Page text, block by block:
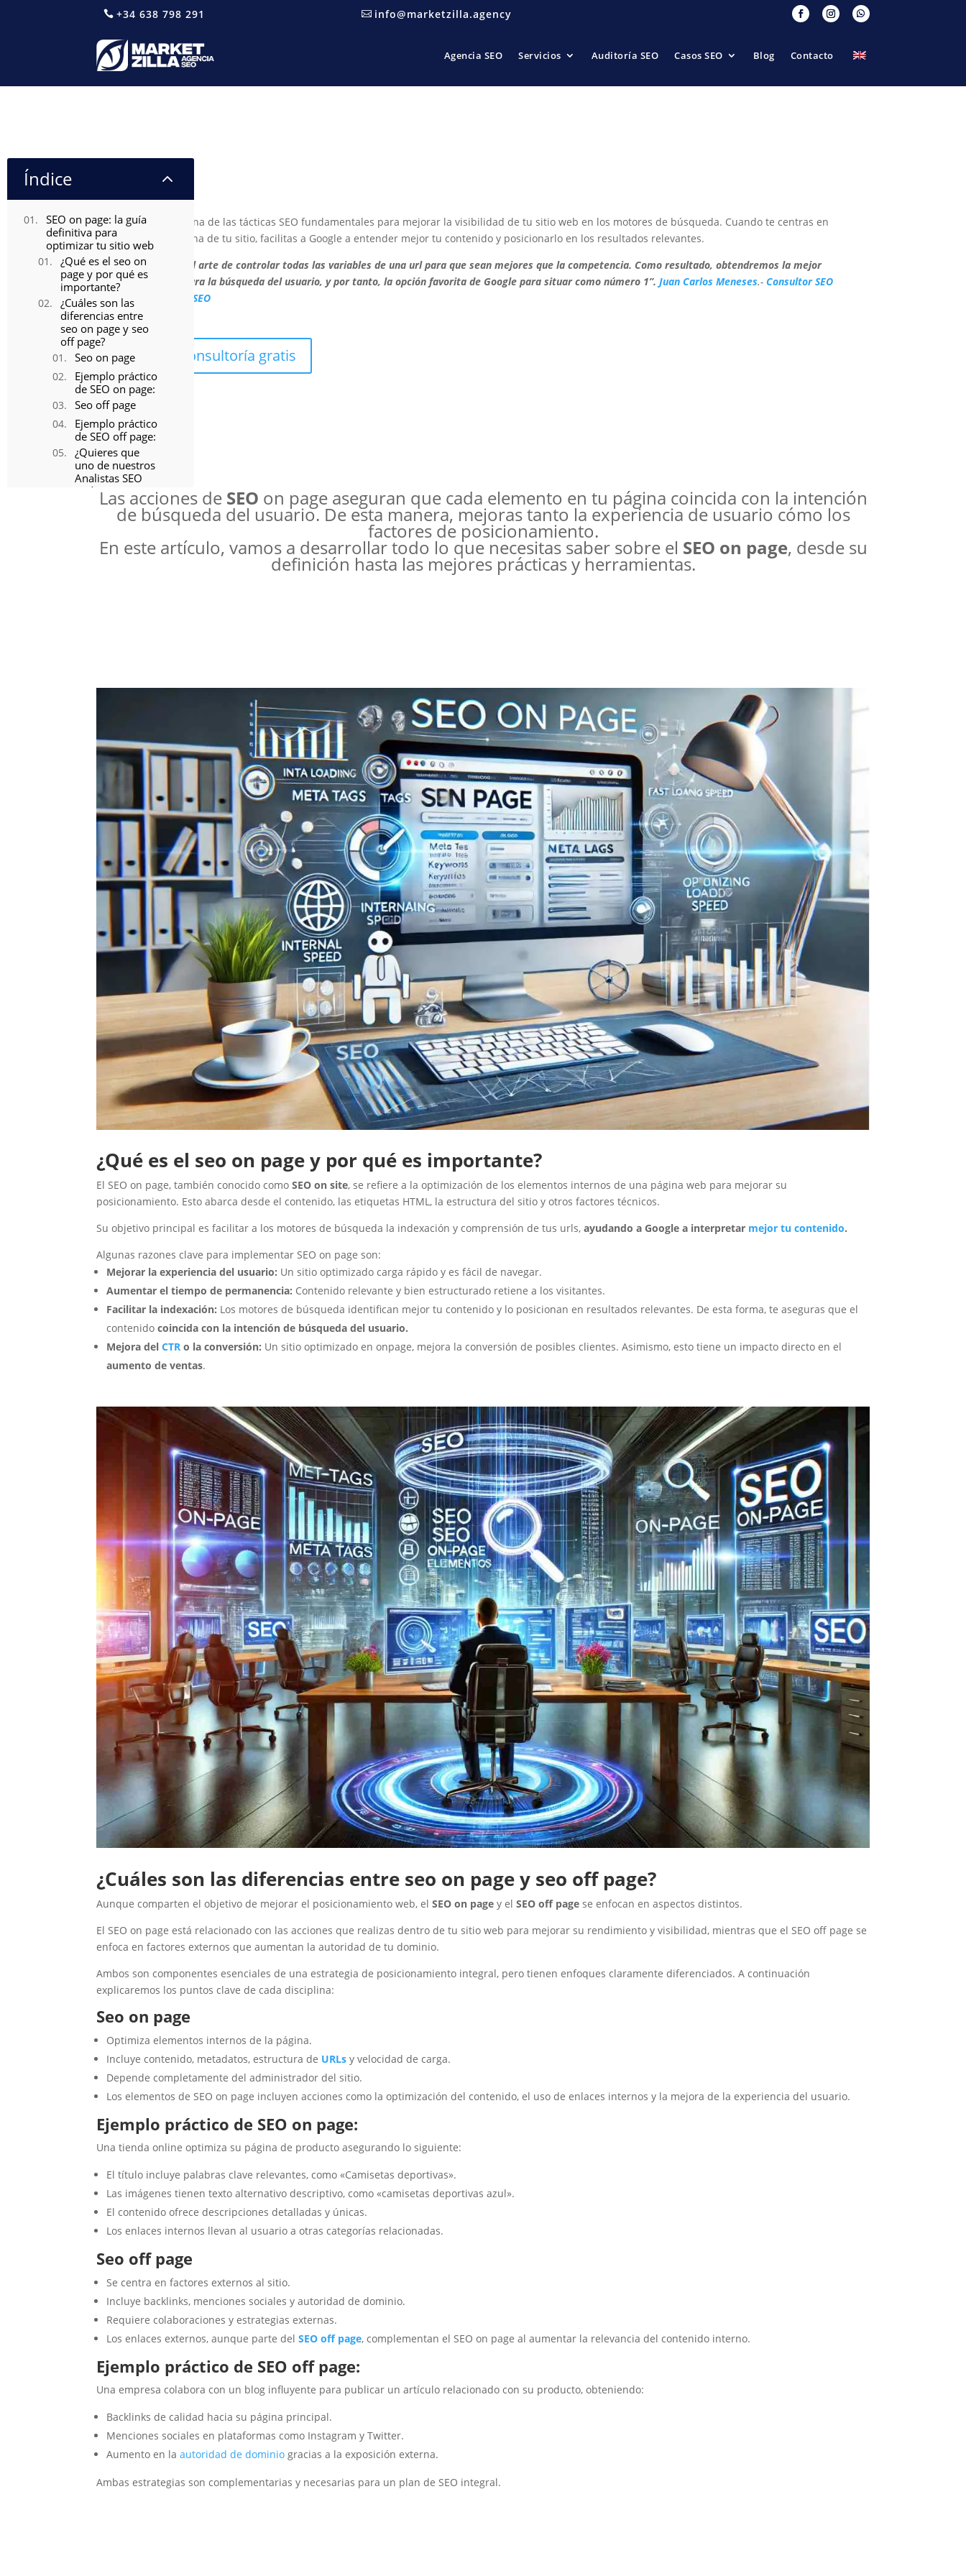
+34 638 798 291 info@marketzilla.agency
Agencia SEO Servicios Auditoría SEO Casos SEO Blog Contacto
Índice 2
SEO on page: la guía
definitiva para
optimizar tu sitio web
¿Qué es el seo on
page y por qué es
importante?
¿Cuáles son las
diferencias entre
seo on page y seo
off page?
Seo on page
Ejemplo práctico
de SEO on page:
Seo off page
Ejemplo práctico
de SEO off page:
¿Quieres que
uno de nuestros
Analistas SEO
audite tu página
Elementos clave del
1. Contenido
Herramientas para
seo on page
recetas
Preguntas
frecuentes sobre
¿Qué es el seo
on page y off
page?
¿Qué es el
análisis seo on-
¿Qué tipos de
seo hay?
descubre cómo
posicionatu Google
My Business
SEO on page: la guía definitiva para optimizar tu sitio web
ElSEO on page
es una de las tácticas SEO fundamentales para mejorar la visibilidad de tu sitio web en los motores de búsqueda. Cuando te centras en
optimizar cada página de tu sitio, facilitas a Google a entender mejor tu contenido y posicionarlo en los resultados relevantes.
“El SEO on page es el arte de controlar todas las variables de una url para que sean mejores que la competencia. Como resultado, obtendremos la mejor
respuesta posible para la búsqueda del usuario, y por tanto, la opción favorita de Google para situar como número 1”.Juan Carlos Meneses.- Consultor SEO
Marketzilla Agencia SEO
Solicita tu consultoría gratis
Las acciones de SEO on page aseguran que cada elemento en tu página coincida con la intención
de búsqueda del usuario. De esta manera, mejoras tanto la experiencia de usuario cómo los
factores de posicionamiento.
En este artículo, vamos a desarrollar todo lo que necesitas saber sobre el SEO on page, desde su
definición hasta las mejores prácticas y herramientas.
¿Qué es el seo on page y por qué es importante?
El SEO on page, también conocido comoSEO on site, se refiere a la optimización de los elementos internos de una página web para mejorar su
posicionamiento. Esto abarca desde el contenido, las etiquetas HTML, la estructura del sitio y otros factores técnicos.
Su objetivo principal es facilitar a los motores de búsqueda la indexación y comprensión de tus urls,ayudando a Google a interpretar mejor tu contenido.
Algunas razones clave para implementar SEO on page son:
Mejorar la experiencia del usuario: Un sitio optimizado carga rápido y es fácil de navegar.
Aumentar el tiempo de permanencia: Contenido relevante y bien estructurado retiene a los visitantes.
Facilitar la indexación: Los motores de búsqueda identifican mejor tu contenido y lo posicionan en resultados relevantes. De esta forma, te aseguras que el
contenidocoincida con la intención de búsqueda del usuario.
Mejora delCTR o la conversión: Un sitio optimizado en onpage, mejora la conversión de posibles clientes. Asimismo, esto tiene un impacto directo en el
aumento de ventas.
¿Cuáles son las diferencias entre seo on page y seo off page?
Aunque comparten el objetivo de mejorar el posicionamiento web, elSEO on page y elSEO off page se enfocan en aspectos distintos.
El SEO on page está relacionado con las acciones que realizas dentro de tu sitio web para mejorar su rendimiento y visibilidad, mientras que el SEO off page se
enfoca en factores externos que aumentan la autoridad de tu dominio.
Ambos son componentes esenciales de una estrategia de posicionamiento integral, pero tienen enfoques claramente diferenciados. A continuación
explicaremos los puntos clave de cada disciplina:
Seo on page
Optimiza elementos internos de la página.
Incluye contenido, metadatos, estructura de URLs y velocidad de carga.
Depende completamente del administrador del sitio.
Los elementos de SEO on page incluyen acciones como la optimización del contenido, el uso de enlaces internos y la mejora de la experiencia del usuario.
Ejemplo práctico de SEO on page:
Una tienda online optimiza su página de producto asegurando lo siguiente:
El título incluye palabras clave relevantes, como «Camisetas deportivas».
Las imágenes tienen texto alternativo descriptivo, como «camisetas deportivas azul».
El contenido ofrece descripciones detalladas y únicas.
Los enlaces internos llevan al usuario a otras categorías relacionadas.
Seo off page
Se centra en factores externos al sitio.
Incluye backlinks, menciones sociales y autoridad de dominio.
Requiere colaboraciones y estrategias externas.
Los enlaces externos, aunque parte delSEO off page, complementan el SEO on page al aumentar la relevancia del contenido interno.
Ejemplo práctico de SEO off page:
Una empresa colabora con un blog influyente para publicar un artículo relacionado con su producto, obteniendo:
Backlinks de calidad hacia su página principal.
Menciones sociales en plataformas como Instagram y Twitter.
Aumento en laautoridad de dominio gracias a la exposición externa.
Ambas estrategias son complementarias y necesarias para un plan de SEO integral.